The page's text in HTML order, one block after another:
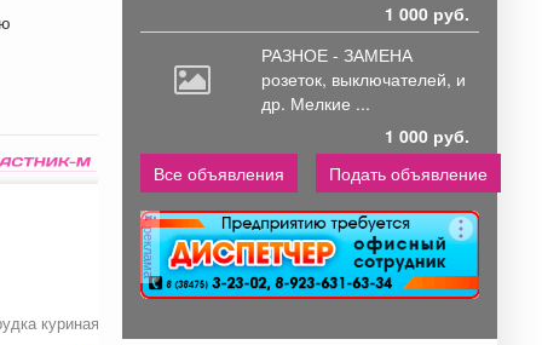
куриная ЦБ
1 000 руб.
РАЗНОЕ - ЗАМЕНА
розеток, выключателей, и
др. Мелкие ...
1 000 руб.
Все объявления
Подать объявление
реклама